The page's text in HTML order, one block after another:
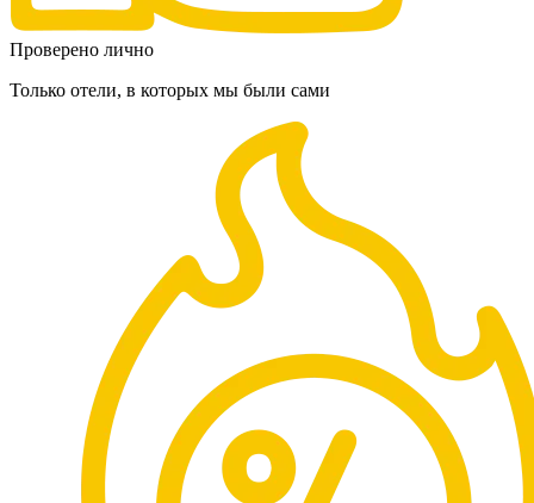
Проверено лично
Только отели, в которых мы были сами